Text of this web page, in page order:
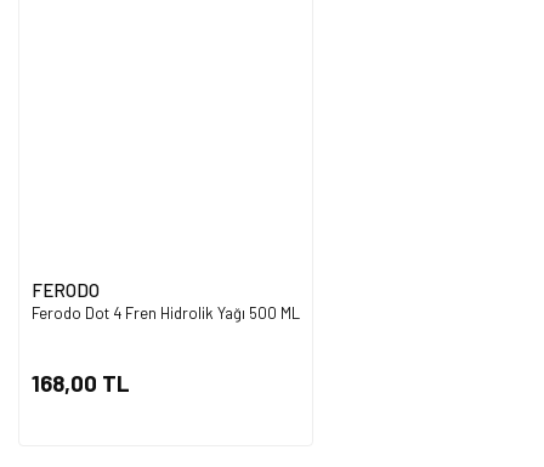
FERODO
Ferodo Dot 4 Fren Hidrolik Yağı 500 ML
168,00 TL